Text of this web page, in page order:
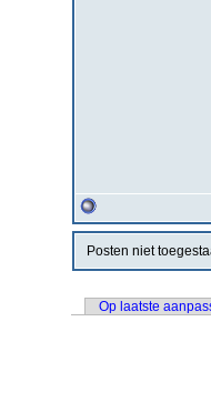
Posten niet
Op laatste